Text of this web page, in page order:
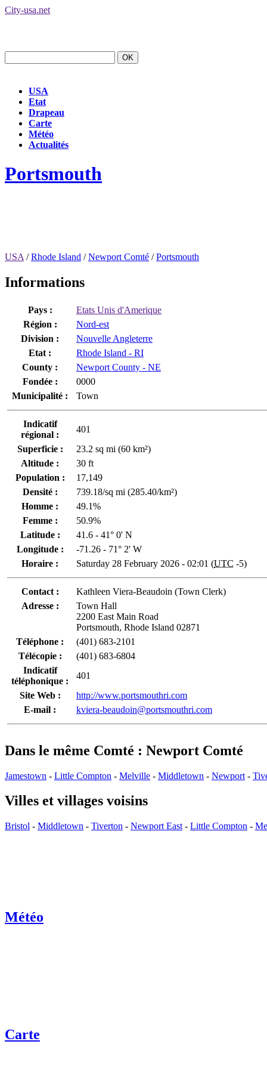
City-usa.net
USA
Etat
Drapeau
Carte
Météo
Actualités
Portsmouth
USA /Rhode Island /Newport Comté /Portsmouth
Informations
Pays :
Etats Unis d'Amerique
Région :
Nord-est
Division :
Nouvelle Angleterre
Etat :
Rhode Island - RI
County :
Newport County - NE
Fondée :
0000
Municipalité :
Town
Indicatif
régional :
401
Superficie :
23.2 sq mi (60 km²)
Altitude :
30 ft
Population :
17,149
Densité :
739.18/sq mi (285.40/km²)
Homme :
49.1%
Femme :
50.9%
Latitude :
41.6 - 41° 0' N
Longitude :
-71.26 - 71° 2' W
Horaire :
Saturday 28 February 2026 - 02:01 (UTC -5)
Contact :
Kathleen Viera-Beaudoin (Town Clerk)
Adresse :
Town Hall
2200 East Main Road
Portsmouth, Rhode Island 02871
Téléphone :
(401) 683-2101
Télécopie :
(401) 683-6804
Indicatif
téléphonique :
401
Site Web :
http://www.portsmouthri.com
E-mail :
kviera-beaudoin@portsmouthri.com
Dans le même Comté : Newport Comté
Jamestown - Little Compton - Melville - Middletown - Newport -
Villes et villages voisins
Bristol - Middletown - Tiverton - Newport East - Little Compton -
Météo
Carte